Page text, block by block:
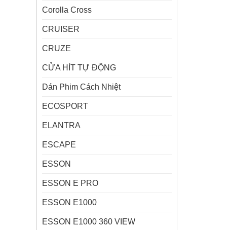
Corolla Cross
CRUISER
CRUZE
CỬA HÍT TỰ ĐỘNG
Dán Phim Cách Nhiệt
ECOSPORT
ELANTRA
ESCAPE
ESSON
ESSON E PRO
ESSON E1000
ESSON E1000 360 VIEW